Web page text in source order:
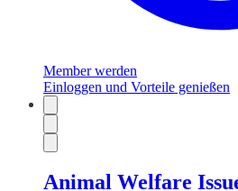
Member werden
Einloggen und Vorteile genießen
Animal Welfare